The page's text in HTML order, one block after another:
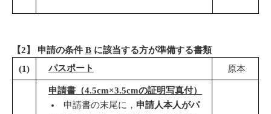
【2】 申請の条件 B に該当する方が準備する書類
(1) パスポート 原本
申請書（4.5cm×3.5cmの証明写真付）
申請書の末尾に， 申請人本人がパ